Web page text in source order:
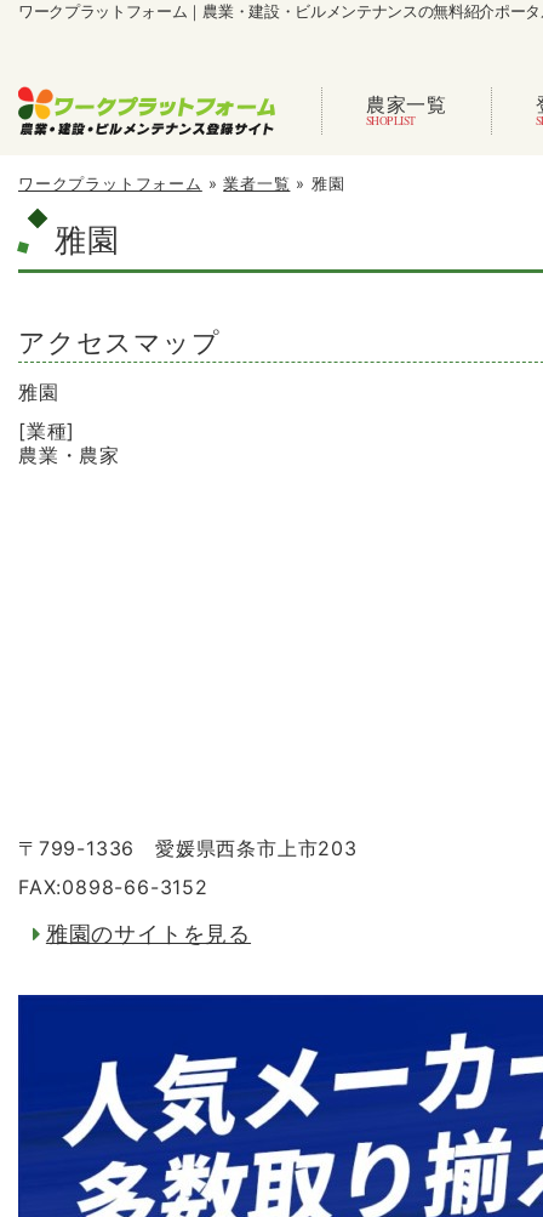
ワークプラットフォーム｜農業・建設・ビルメンテナンスの無料紹介ポー
農家一覧
ワークプラットフォーム »業者一覧 » 雅園
雅園
アクセスマップ
雅園
[業種]
農業・農家
〒799-1336 愛媛県西条市上市203
FAX:0898-66-3152
雅園のサイトを見る